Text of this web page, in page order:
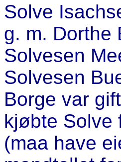
Solve
g. m. Dorthe
Solvesen
Solvesen
Borge var
kjøbte Solve
(maa have